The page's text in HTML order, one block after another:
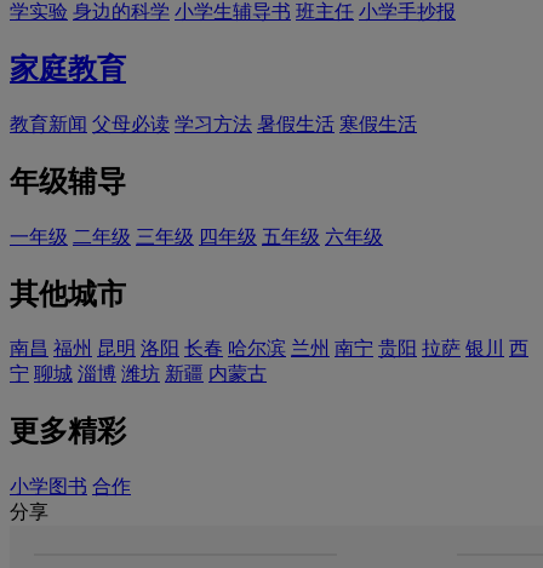
学实验 身边的科学 小学生辅导书 班主任 小学手抄报
家庭教育
教育新闻 父母必读 学习方法 暑假生活 寒假生活
年级辅导
一年级 二年级 三年级 四年级 五年级 六年级
其他城市
南昌 福州 昆明 洛阳 长春 哈尔滨 兰州 南宁 贵阳 拉萨 银川 西
宁 聊城 淄博 潍坊 新疆 内蒙古
更多精彩
小学图书 合作
分享